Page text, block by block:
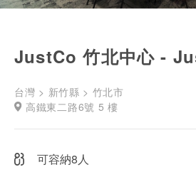
台灣 > 新竹縣 > 竹北市
高鐵東二路6號 5 樓
可容納8人